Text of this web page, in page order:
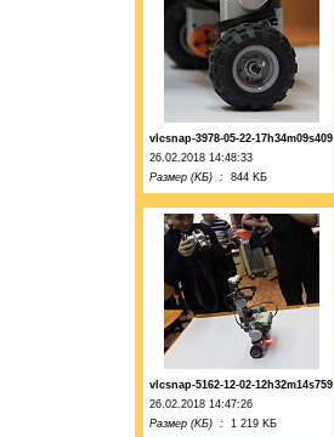
vlcsnap-3978-05-22-17h34m09s409
26.02.2018 14:48:33
Размер (KБ) : 844 KБ
vlcsnap-5162-12-02-12h32m14s759
26.02.2018 14:47:26
Размер (KБ) : 1 219 KБ